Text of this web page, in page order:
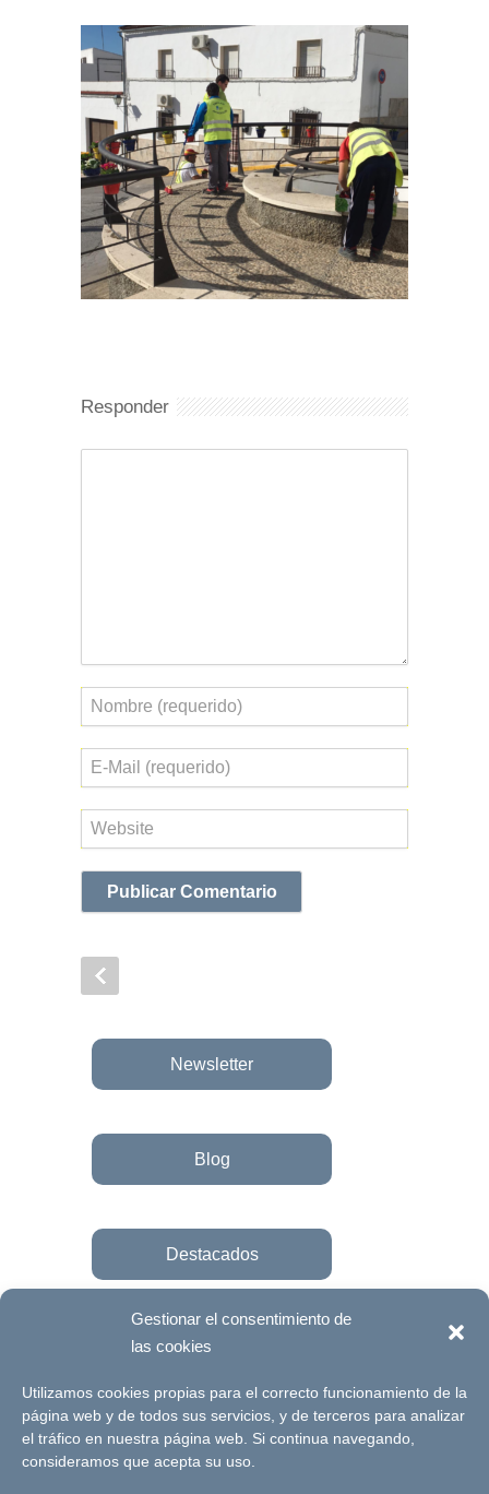
Gestionar el consentimiento de
las cookies
Utilizamos cookies propias para el correcto funcionamiento de la
página web y de todos sus servicios, y de terceros para analizar
el tráfico en nuestra página web. Si continua navegando,
consideramos que acepta su uso.
Responder
Nombre
Correo
electrónico
Web
Newsletter
Blog
Destacados
Únete a la fundación
© Futuro Singular Córdoba 2017. Web
desarrollada por